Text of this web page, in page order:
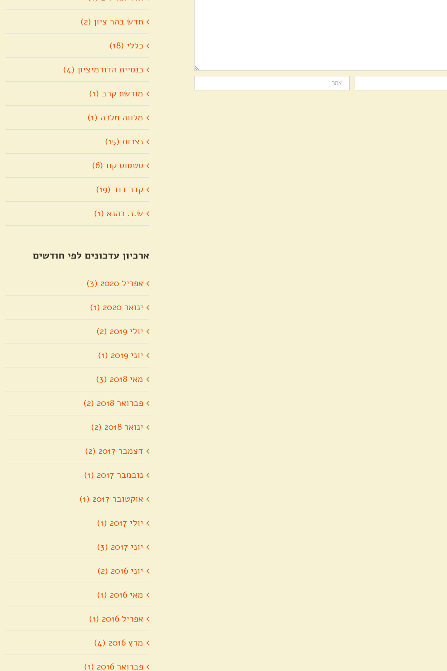
חדש בהר ציון (2)
כללי (18)
כנסיית הדורמיציון (4)
מורשת קרב (1)
מלווה מלכה (1)
נצרות (15)
סטטוס קוו (6)
קבר דוד (19)
ש.ז. כהנא (1)
ארכיון עדכונים לפי חודשים
אפריל 2020 (3)
ינואר 2020 (1)
יולי 2019 (2)
יוני 2019 (1)
מאי 2018 (3)
פברואר 2018 (2)
ינואר 2018 (2)
דצמבר 2017 (2)
נובמבר 2017 (1)
אוקטובר 2017 (1)
יולי 2017 (1)
יוני 2017 (3)
יוני 2016 (2)
מאי 2016 (1)
אפריל 2016 (1)
מרץ 2016 (4)
פברואר 2016 (1)